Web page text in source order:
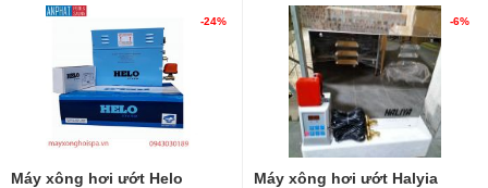
Máy xông hơi ướt Helo
-24%
Máy xông hơi ướt Halyia
-6%